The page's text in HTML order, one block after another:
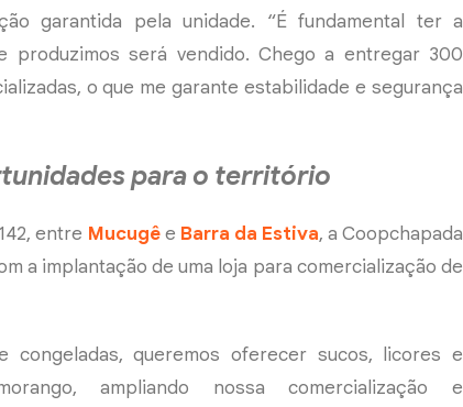
garantida pela unidade. “É fundamental ter a
produzimos será vendido. Chego a entregar 300
o que me garante estabilidade e segurança
para o território
entre Mucugêe Barra da Estiva, a Coopchapada
a implantação de uma loja para comercialização de
congeladas, queremos oferecer sucos, licores e
ampliando nossa comercialização e